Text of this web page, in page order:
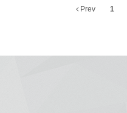
Prev 1